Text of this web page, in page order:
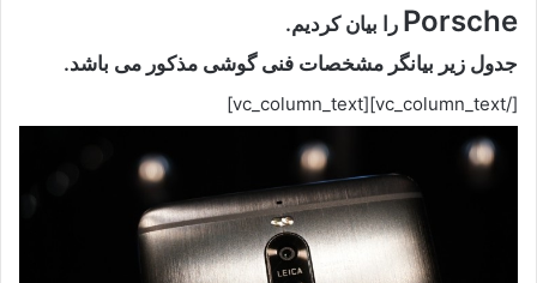
Porsche را بیان کردیم.
جدول زیر بیانگر مشخصات فنی گوشی مذکور می باشد.
[/vc_column_text][vc_column_text]